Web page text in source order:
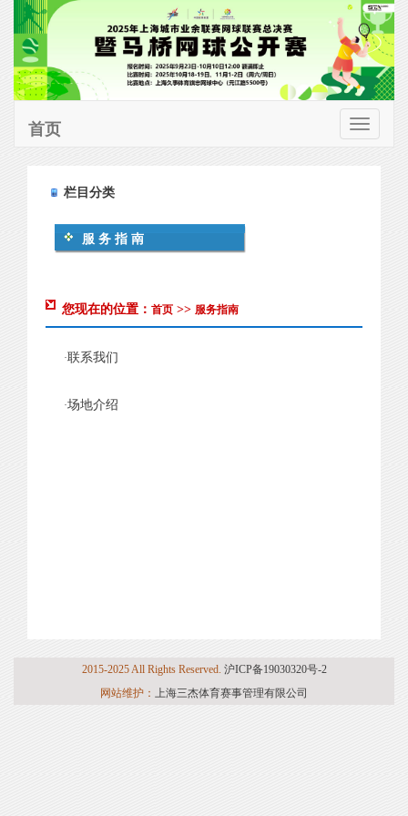
切
首页
栏目分类
服务指南
您现在的位置： 首页 >> 服务指南
·联系我们
·场地介绍
2015-2025 All Rights Reserved. 沪ICP备19030320号-2
网站维护： 上海三杰体育赛事管理有限公司